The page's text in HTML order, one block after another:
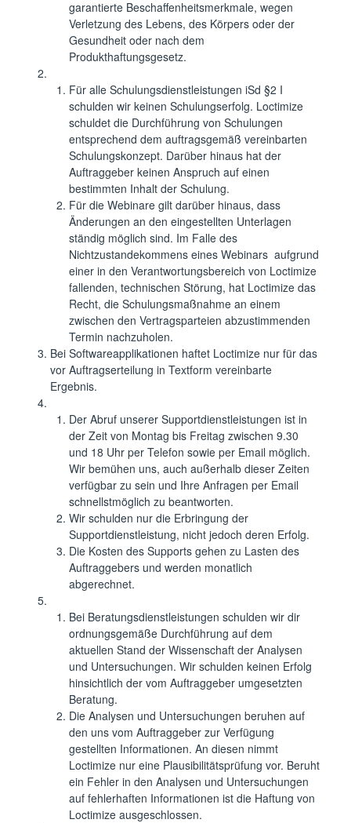
garantierte Beschaffenheitsmerkmale, wegen
Verletzung des Lebens, des Körpers oder der
Gesundheit oder nach dem
Produkthaftungsgesetz.
Für alle Schulungsdienstleistungen iSd §2 I
schulden wir keinen Schulungserfolg. Loctimize
schuldet die Durchführung von Schulungen
entsprechend dem auftragsgemäß vereinbarten
Schulungskonzept. Darüber hinaus hat der
Auftraggeber keinen Anspruch auf einen
bestimmten Inhalt der Schulung.
Für die Webinare gilt darüber hinaus, dass
Änderungen an den eingestellten Unterlagen
ständig möglich sind. Im Falle des
Nichtzustandekommens eines Webinars aufgrund
einer in den Verantwortungsbereich von Loctimize
fallenden, technischen Störung, hat Loctimize das
Recht, die Schulungsmaßnahme an einem
zwischen den Vertragsparteien abzustimmenden
Termin nachzuholen.
Bei Softwareapplikationen haftet Loctimize nur für das
vor Auftragserteilung in Textform vereinbarte
Ergebnis.
Der Abruf unserer Supportdienstleistungen ist in
der Zeit von Montag bis Freitag zwischen 9.30
und 18 Uhr per Telefon sowie per Email möglich.
Wir bemühen uns, auch außerhalb dieser Zeiten
verfügbar zu sein und Ihre Anfragen per Email
schnellstmöglich zu beantworten.
Wir schulden nur die Erbringung der
Supportdienstleistung, nicht jedoch deren Erfolg.
Die Kosten des Supports gehen zu Lasten des
Auftraggebers und werden monatlich
abgerechnet.
Bei Beratungsdienstleistungen schulden wir dir
ordnungsgemäße Durchführung auf dem
aktuellen Stand der Wissenschaft der Analysen
und Untersuchungen. Wir schulden keinen Erfolg
hinsichtlich der vom Auftraggeber umgesetzten
Beratung.
Die Analysen und Untersuchungen beruhen auf
den uns vom Auftraggeber zur Verfügung
gestellten Informationen. An diesen nimmt
Loctimize nur eine Plausibilitätsprüfung vor. Beruht
ein Fehler in den Analysen und Untersuchungen
auf fehlerhaften Informationen ist die Haftung von
Loctimize ausgeschlossen.